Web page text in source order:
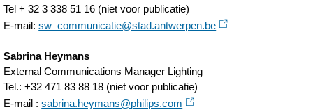
Tel + 32 3 338 51 16 (niet voor publicatie)
E-mail:sw_communicatie@stad.antwerpen.be
Sabrina Heymans
External Communications Manager Lighting
Tel.: +32 471 83 88 18 (niet voor publicatie)
E-mail :sabrina.heymans@philips.com